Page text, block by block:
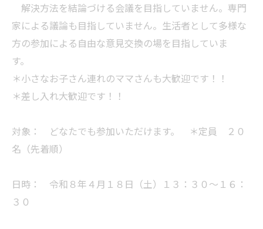
解決方法を結論づける会議を目指していません。専門
家による議論も目指していません。生活者として多様な
方の参加による自由な意見交換の場を目指していま
す。
＊小さなお子さん連れのママさんも大歓迎です！！
＊差し入れ大歓迎です！！
対象： どなたでも参加いただけます。 ＊定員 ２０
名（先着順）
日時： 令和８年４月１８日（土）１３：３０～１６：
３０